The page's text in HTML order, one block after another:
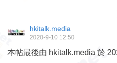
hkitalk.media
2020-9-10 12:50
本帖最後由 hkitalk.media 於